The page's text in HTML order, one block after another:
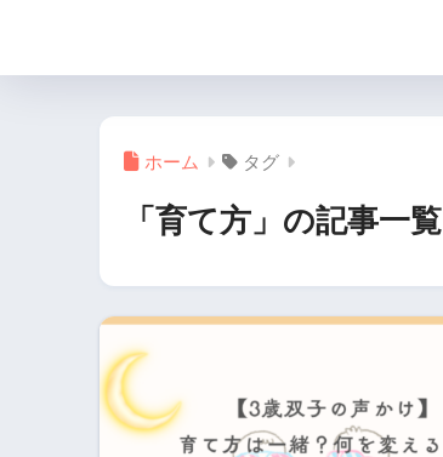
ホーム タグ
「育て方」の記事一覧